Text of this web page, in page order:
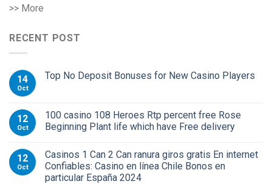
>> More
RECENT POST
14
Oct
Top No Deposit Bonuses for New Casino Players
12
Oct
100 casino 108 Heroes Rtp percent free Rose
Beginning Plant life which have Free delivery
12
Oct
Casinos 1 Can 2 Can ranura giros gratis En internet
Confiables: Casino en línea Chile Bonos en
particular España 2024